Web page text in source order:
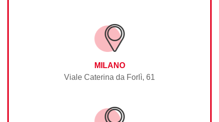
MILANO
Viale Caterina da Forlì, 61